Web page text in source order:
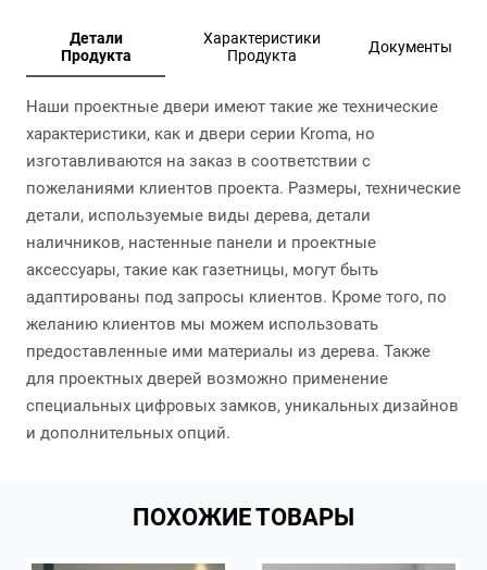
Детали
Продукта
Характеристики
Продукта
Документы
Наши проектные двери имеют такие же технические
характеристики, как и двери серии Kroma, но
изготавливаются на заказ в соответствии с
пожеланиями клиентов проекта. Размеры, технические
детали, используемые виды дерева, детали
наличников, настенные панели и проектные
аксессуары, такие как газетницы, могут быть
адаптированы под запросы клиентов. Кроме того, по
желанию клиентов мы можем использовать
предоставленные ими материалы из дерева. Также
для проектных дверей возможно применение
специальных цифровых замков, уникальных дизайнов
и дополнительных опций.
ПОХОЖИЕ ТОВАРЫ